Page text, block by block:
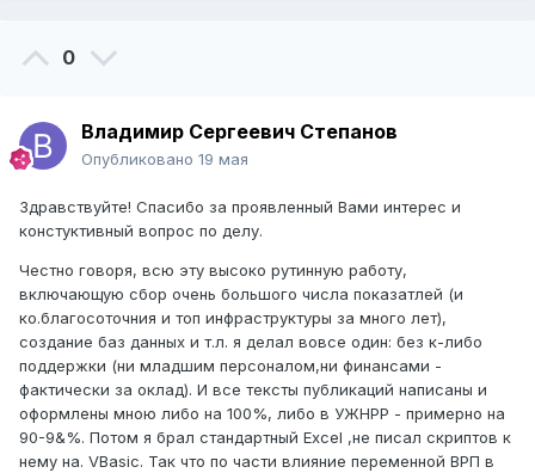
0
Владимир Сергеевич Степанов
Опубликовано 19 мая
Здравствуйте! Спасибо за проявленный Вами интерес и
констуктивный вопрос по делу.
Честно говоря, всю эту высоко рутинную работу,
включающую сбор очень большого числа показатлей (и
ко.благосоточния и топ инфраструктуры за много лет),
создание баз данных и т.л. я делал вовсе один: без к-либо
поддержки (ни младшим персоналом,ни финансами -
фактически за оклад). И все тексты публикаций написаны и
оформлены мною либо на 100%, либо в УЖНРР - примерно на
90-9&%. Потом я брал стандартный Еxcel ,не писал скриптов к
нему на. VBasic. Так что по части влияние переменной ВРП в